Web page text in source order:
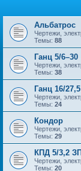
Альбатрос
Чертежи,
Темы: 88
Ганц 5/6–30
Чертежи,
Темы: 38
Ганц 16/27,5
Чертежи,
Темы: 24
Кондор
Чертежи,
Темы: 29
КПД 5/3,2
Чертежи,
Темы: 20